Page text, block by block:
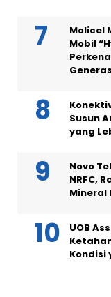
Molicel
Mobil
Susun
yang
Novo
NRFC,
Mineral
UOB
Kondisi